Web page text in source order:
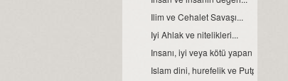
Ilim ve Cehalet Savaşı...
Iyi Ahlak ve nitelikleri...
Insanı, iyi veya kötü yapan etkenler...
Islam dini, hurefelik ve Putperestlik…